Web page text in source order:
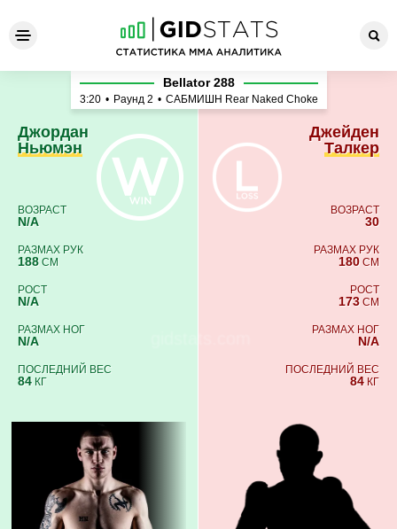
Джордан Ньюмэн -
Джордан
Ньюмэн
ВОЗРАСТ
N/A
РАЗМАХ РУК
188 СМ
РОСТ
N/A
РАЗМАХ НОГ
N/A
ПОСЛЕДНИЙ ВЕС
84 КГ
Bellator 288
3:20 • Раунд 2 • САБМИШН Rear Naked Choke
Джейден
Талкер
ВОЗРАСТ
30
РАЗМАХ РУК
180 СМ
РОСТ
173 СМ
РАЗМАХ НОГ
N/A
ПОСЛЕДНИЙ ВЕС
84 КГ